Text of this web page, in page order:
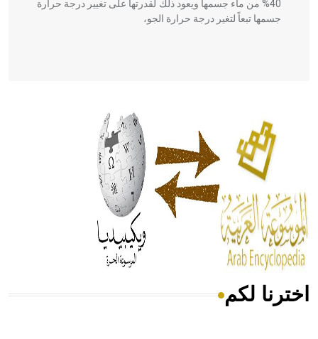
40% من ماء جسمها ويعود ذلك لقدرتها على تغيير درجة حرارة
جسمها تبعاً لتغير درجة حرارة الجو،
الحكم، الأدلة، تنظيم التغذية، ورسالته في جروح الرأس. ويعود
له الفضل بأنه حرر الطب من الدين والفلسفة.
- هل تعلم أن المرجان إفراز حيواني يتكون في البحر ويتركب
من مادة كربونات الكلسيوم، وهو أحمر أو شديد الحمرة وهو
أجود أنواعه، ويمتاز بكبر الحجم ويسمى الش
هل تعلم أن الأبسيد كلمة فرنسية اللفظ تم اعتمادها مصطلحاً
اخترنا لكم